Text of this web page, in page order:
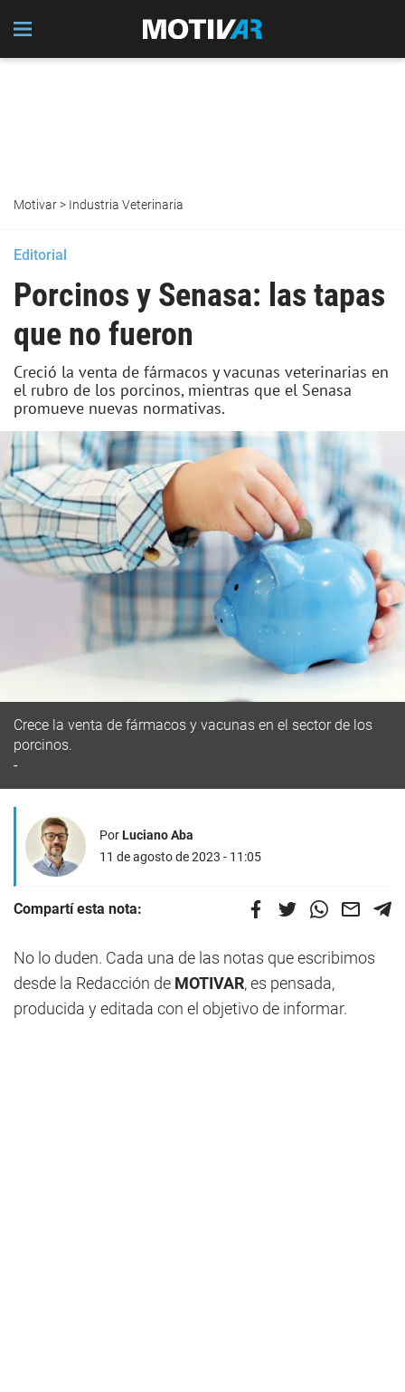
Motivar> Industria Veterinaria
Editorial
Porcinos y Senasa: las tapas
que no fueron
Creció la venta de fármacos y vacunas veterinarias en
el rubro de los porcinos, mientras que el Senasa
promueve nuevas normativas.
Crece la venta de fármacos y vacunas en el sector de los
porcinos.
PorLuciano Aba
11 de agosto de 2023 - 11:05
Compartí esta nota:
No lo duden. Cada una de las notas que escribimos
desde la Redacción de MOTIVAR, es pensada,
producida y editada con el objetivo de informar.